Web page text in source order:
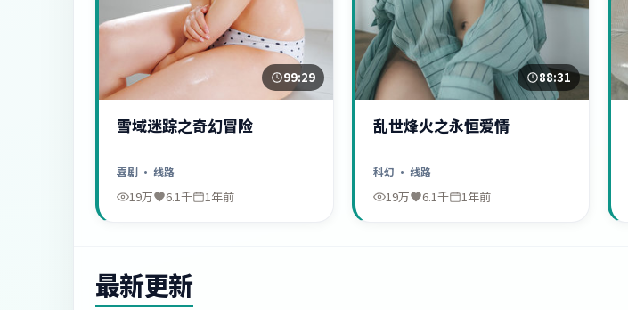
99:29
雪域迷踪之奇幻冒险
喜剧 · 线路
19万 6.1千 1年前
88:31
乱世烽火之永恒爱情
科幻 · 线路
19万 6.1千 1年前
最新更新